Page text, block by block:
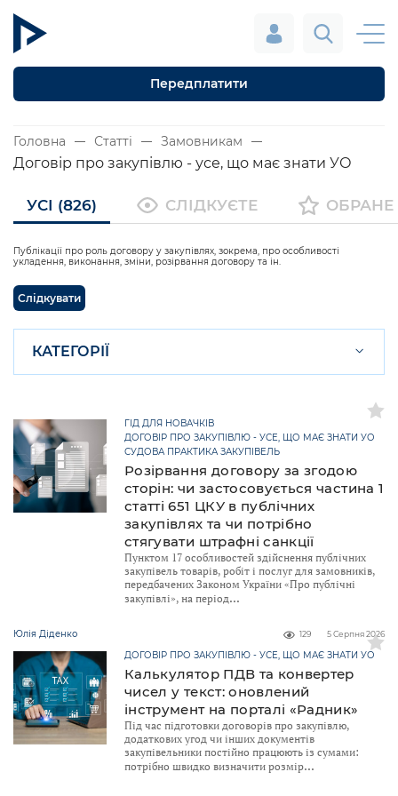
Передплатити
Головна Статті Замовникам
Договір про закупівлю - усе, що має знати УО
УСІ (826) СЛІДКУЄТЕ ОБРАНЕ
КАТЕГОРІЇ
Розірвання договору за згодою
сторін: чи застосовується частина 1
статті 651 ЦКУ в публічних
закупівлях та чи потрібно
стягувати штрафні санкції
ГІД ДЛЯ НОВАЧКІВ
ДОГОВІР ПРО ЗАКУПІВЛЮ - УСЕ, ЩО МАЄ ЗНАТИ УО
СУДОВА ПРАКТИКА ЗАКУПІВЕЛЬ
Пунктом 17 особливостей здійснення публічних
закупівель товарів, робіт і послуг для замовників,
передбачених Законом України «Про публічні
закупівлі», на період
Юлія Діденко 129 5 Серпня 2026
Калькулятор ПДВ та конвертер
чисел у текст: оновлений
інструмент на порталі «Радник»
ДОГОВІР ПРО ЗАКУПІВЛЮ - УСЕ, ЩО МАЄ ЗНАТИ УО
Під час підготовки договорів про закупівлю,
додаткових угод чи інших документів
закупівельники постійно працюють із сумами:
потрібно швидко визначити розмір
Публікації про роль договору у закупівлях, зокрема, про особливості
укладення, виконання, зміни, розірвання договору та ін.
Слідкувати